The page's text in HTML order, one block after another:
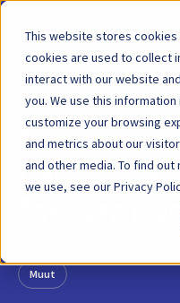
This website stores cookies
cookies are used to collect
interact with our website
you. We use this
customize your browsing
and metrics about our
and other media. To find
we use, see our Privacy
TAKAISIN
väljer
Muut